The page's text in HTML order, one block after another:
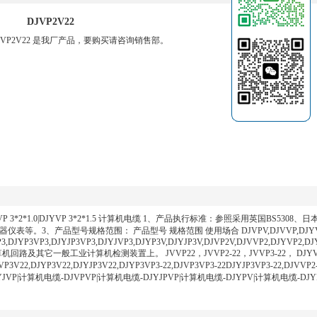
DJVP2V22
是我厂产品，要购买请咨询销售部。
3*2*1.5 计算机电缆 1、产品执行标准：参照采用英国BS5308、日
表等。3、产品型号规格范围： 产品型号 规格范围 使用场合
路及其它一般工业计算机检测装置上。 JVVP22，JVVP2-22，JVVP3-22，
22,DJVP3VP3-22DJYJP3VP3-
计算机电缆-DJVPVP|计算机电缆-DJYJPVP|计算机电缆-DJYPV|计算机电缆-